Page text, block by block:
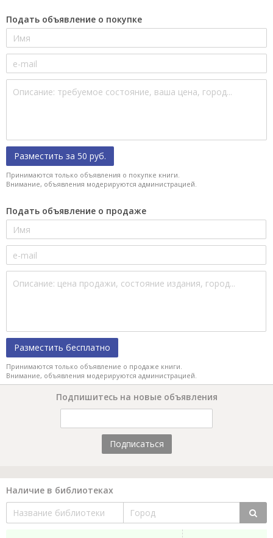
Подать объявление о покупке
Разместить за 50 руб.
Принимаются только объявления о покупке книги.
Внимание, объявления модерируются администрацией.
Подать объявление о продаже
Разместить бесплатно
Принимаются только объявление о продаже книги.
Внимание, объявления модерируются администрацией.
Подпишитесь на новые объявления
Подписаться
Наличие в библиотеках